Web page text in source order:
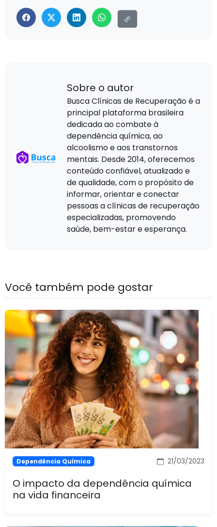
Sobre o autor
Busca Clínicas de Recuperação é a
principal plataforma brasileira
dedicada ao combate à
dependência química, ao
alcoolismo e aos transtornos
mentais. Desde 2014, oferecemos
conteúdo confiável, atualizado e
de qualidade, com o propósito de
informar, orientar e conectar
pessoas a clínicas de recuperação
especializadas, promovendo
saúde, bem-estar e esperança.
Você também pode gostar
Dependência Química 21/03/2023
O impacto da dependência química
na vida financeira